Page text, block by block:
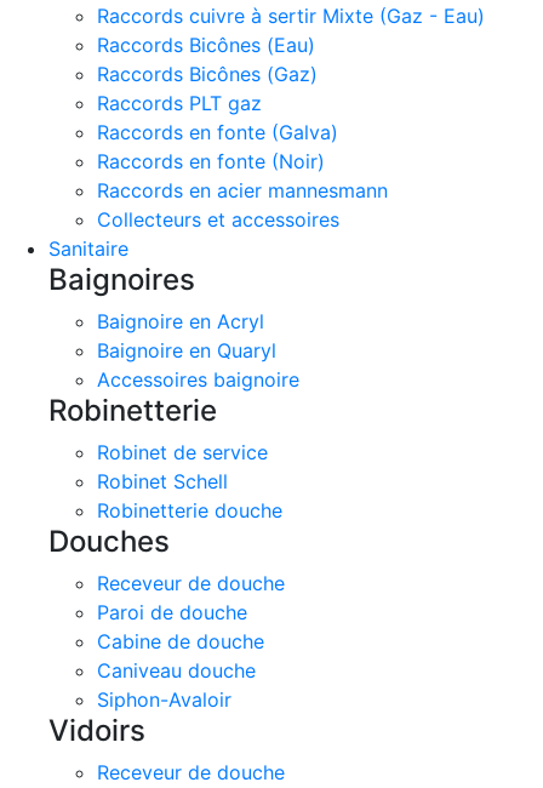
Raccords cuivre à sertir Mixte (Gaz - Eau)
Raccords Bicônes (Eau)
Raccords Bicônes (Gaz)
Raccords PLT gaz
Raccords en fonte (Galva)
Raccords en fonte (Noir)
Raccords en acier mannesmann
Collecteurs et accessoires
Sanitaire
Baignoires
Baignoire en Acryl
Baignoire en Quaryl
Accessoires baignoire
Robinetterie
Robinet de service
Robinet Schell
Robinetterie douche
Douches
Receveur de douche
Paroi de douche
Cabine de douche
Caniveau douche
Siphon-Avaloir
Vidoirs
Receveur de douche